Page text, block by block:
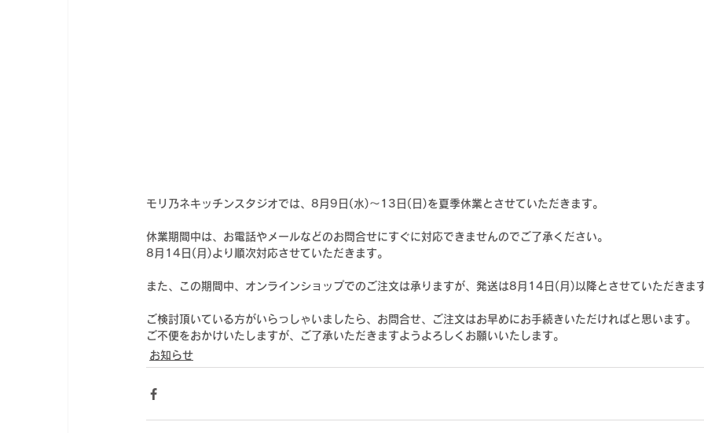
モリ乃ネキッチンスタジオでは、 8月9日(水)〜13日(日)を夏季休業とさせていただきます。
休業期間中は、お電話やメールなどのお問合せにすぐに対応できませんのでご了承ください。
8月14日(月)より順次対応させていただきます。
また、この期間中、オンラインショップでのご注文は承りますが、発送は8月14日(月)以降とさせていただきま
ご検討頂いている方がいらっしゃいましたら、お問合せ、ご注文はお早めにお手続きいただければと思います。
ご不便をおかけいたしますが、ご了承いただきますようよろしくお願いいたします。
お知らせ